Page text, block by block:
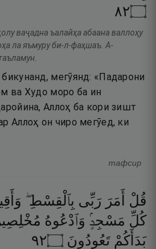
۝٢٨
ваҷадна ъалайҳа абаана валлоҳу
ла яъмуру би-л-фаҳшаъ. А-
мегӯянд: «Падарони
ва Худо моро ба ин
Аллоҳ ба кори зишт
Аллоҳ он чиро мегӯед, ки
тафсир
قُلْ أَمَرَ رَبِّى بِٱلْقِسْطِ ۖ
كُلِّ مَسْجِدٍۢ وَٱدْعُوهُ
بَدَأَكُمْ تَعُودُونَ ۝٢٩